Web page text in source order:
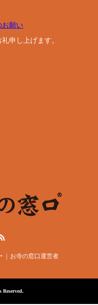
お願い
申し上げます。
お寺の窓口運営者